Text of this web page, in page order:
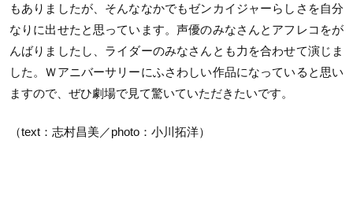
もありましたが、そんななかでもゼンカイジャーらしさを自分
なりに出せたと思っています。声優のみなさんとアフレコをが
んばりましたし、ライダーのみなさんとも力を合わせて演じま
した。Ｗアニバーサリーにふさわしい作品になっていると思い
ますので、ぜひ劇場で見て驚いていただきたいです。
（text：志村昌美／photo：小川拓洋）